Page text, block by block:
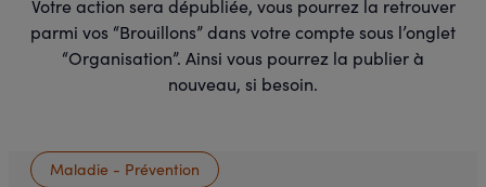
Votre action sera dépubliée, vous pourrez la retrouver
parmi vos “Brouillons” dans votre compte sous l’onglet
“Organisation”. Ainsi vous pourrez la publier à
nouveau, si besoin.
Maladie - Prévention